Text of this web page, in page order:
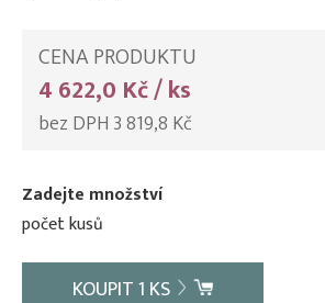
CENA PRODUKTU
4 622,0 Kč / ks
bez DPH 3 819,8 Kč
Zadejte množství
počet kusů
KOUPIT1 KS